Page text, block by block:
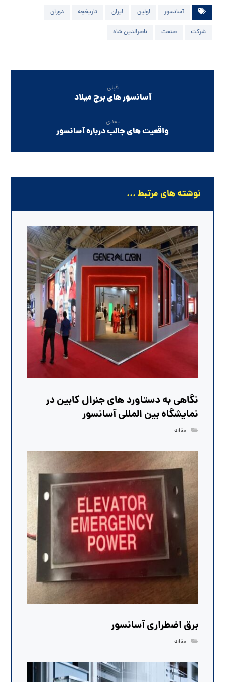
آسانسور اولین ایران تاریخچه دوران
شرکت صنعت ناصرالدین شاه
قبلی
آسانسور های برج میلاد
بعدی
واقعیت های جالب درباره آسانسور
نوشته های مرتبط ...
نگاهی به دستاورد های جنرال کابین در
نمایشگاه بین المللی آسانسور
مقاله
برق اضطراری آسانسور
مقاله